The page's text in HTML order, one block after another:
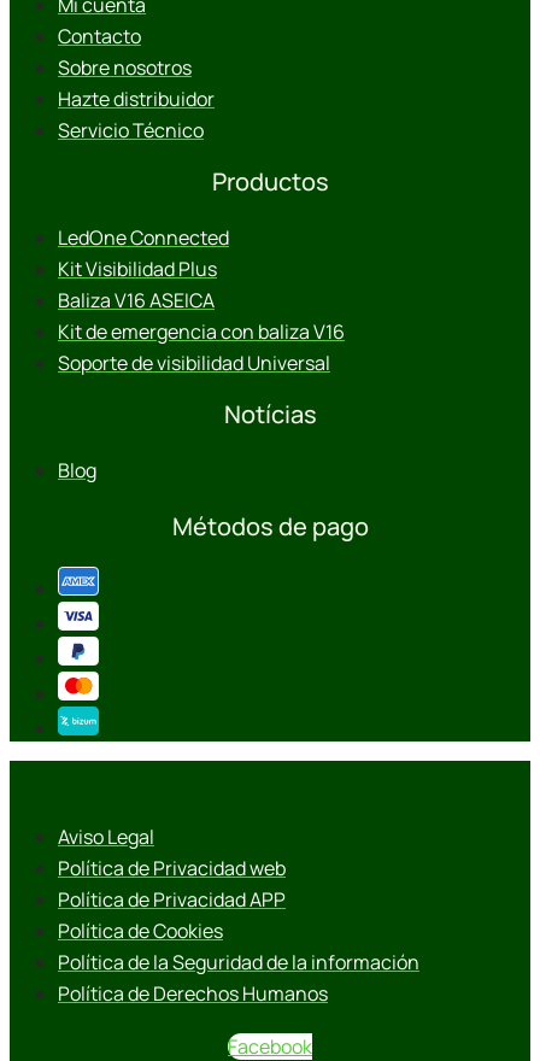
Contacto
Sobre nosotros
Hazte distribuidor
Servicio Técnico
Productos
LedOne Connected
Kit Visibilidad Plus
Baliza V16 ASEICA
Kit de emergencia con baliza V16
Soporte de visibilidad Universal
Notícias
Blog
Métodos de pago
Aviso Legal
Política de Privacidad web
Política de Privacidad APP
Política de Cookies
Política de la Seguridad de la información
Política de Derechos Humanos
Facebook